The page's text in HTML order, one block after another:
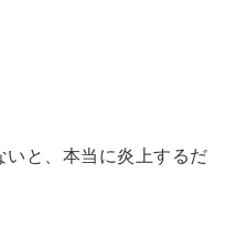
と、本当に炎上するだ